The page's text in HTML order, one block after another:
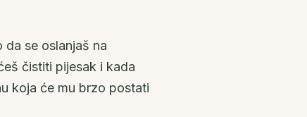
se oslanjaš na
čistiti pijesak i kada
koja će mu brzo postati